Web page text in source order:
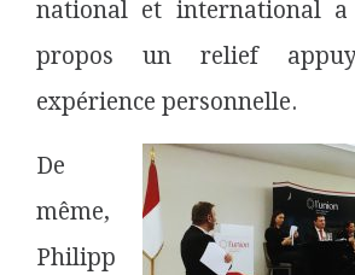
national et international a
propos un relief
expérience personnelle.
De
même,
Philipp